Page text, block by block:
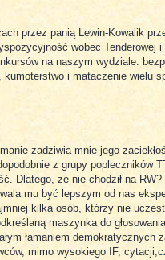
przez panią Lewin-Kowalik
wobec Tenderowej i
na naszym wydziale:
i mataczenie wielu
zadziwia mnie jego
z grupy popleczników
Dlatego, ze nie chodził na
mu być lepszym od nas
kilka osób, którzy nie
maszynka do
łamaniem demokratycznych
mimo wysokiego IF,